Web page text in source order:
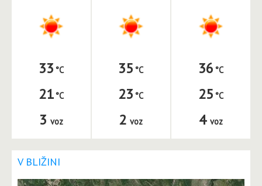
33
21
3 voz
35
23
2 voz
36
25
4 voz
V BLIŽINI